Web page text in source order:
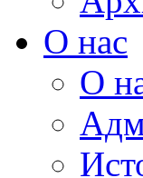
О нас
О